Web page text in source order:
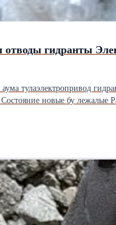
гидранты
тулаэлектропривод